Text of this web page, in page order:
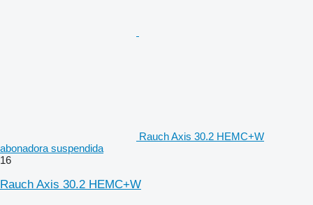
Rauch Axis 30.2 HEMC+W
abonadora suspendida
16
Rauch Axis 30.2 HEMC+W